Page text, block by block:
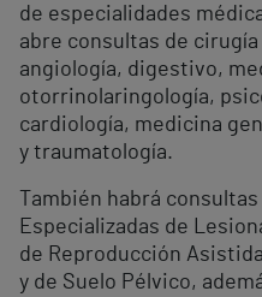
de especialidades
abre consultas de
angiología, digestivo,
otorrinolaringología,
cardiología, medicina
y traumatología.
También habrá
Especializadas de
de Reproducción
y de Suelo Pélvico,